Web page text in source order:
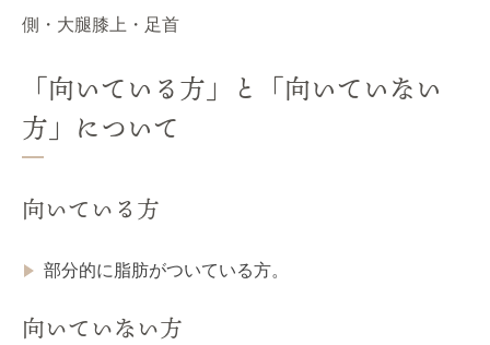
側・大腿膝上・足首
「向いている方」と「向いていない
方」について
向いている方
部分的に脂肪がついている方。
向いていない方